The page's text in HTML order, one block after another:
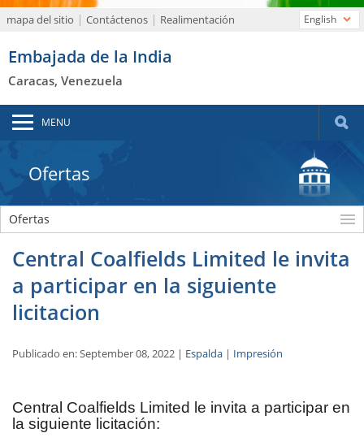
mapa del sitio Contáctenos Realimentación
Embajada de la India
Caracas, Venezuela
English
MENU
Ofertas
Ofertas
Central Coalfields Limited le invita
a participar en la siguiente
licitacion
Publicado en: September 08, 2022 | Espalda | Impresión
Centra l Coalfields Limited le invita a participar en
la siguiente licitación: